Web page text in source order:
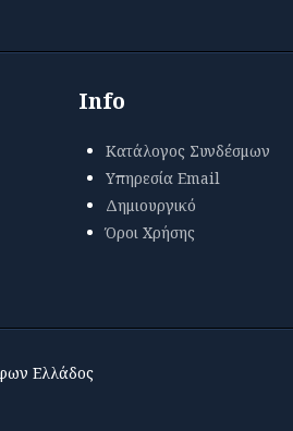
Info
Κατάλογος Συνδέσμων
Υπηρεσία Email
Δημιουργικό
Όροι Χρήσης
Ελλάδος